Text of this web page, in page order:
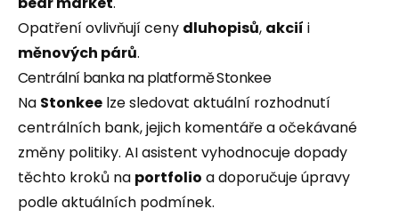
Opatření ovlivňují ceny dluhopisů, akcií i
měnových párů.
Centrální banka na platformě Stonkee
Na Stonkee lze sledovat aktuální rozhodnutí
centrálních bank, jejich komentáře a očekávané
změny politiky. AI asistent vyhodnocuje dopady
těchto kroků na portfolio a doporučuje úpravy
podle aktuálních podmínek.